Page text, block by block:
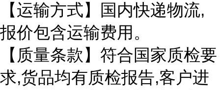
【运输方式】国内快递物流,
报价包含运输费用。
【质量条款】符合国家质检要
求,货品均有质检报告,客户进